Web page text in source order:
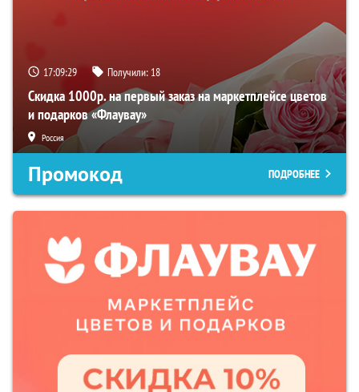
17:09:29 Получили: 18
Скидка 1000р. на первый заказ на маркетплейсе цветов
и подарков «Флаувау»
Россия
Промокод ПОДРОБНЕЕ